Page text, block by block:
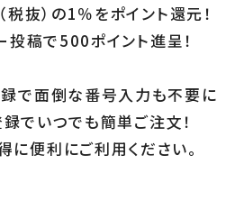
丸洗い
ス
ース
税抜）の1％をポイント還元！
投稿で500ポイント進呈！
録で面倒な番号入力も不要に
でいつでも簡単ご注文！
に便利にご利用ください。